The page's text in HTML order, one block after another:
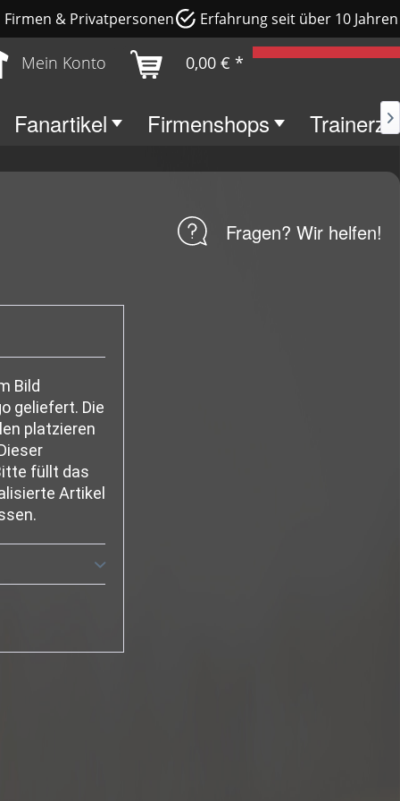
& Privatpersonen Erfahrung seit über 10 Jahren
Mein Konto 0,00 € *
Fanartikel Firmenshops 
Fragen? Wir helfen!
Bild
geliefert. Die
platzieren
füllt das
Artikel